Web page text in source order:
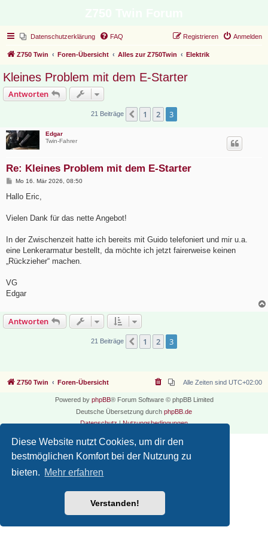
Diese Website nutzt Cookies, um dir den
bestmöglichen Komfort bei der Nutzung zu
bieten. Mehr erfahren
Verstanden!
Datenschutzerklärung FAQ Anmelden
Registrieren
Z750 Twin Foren-Übersicht Alles zur Z750Twin Elektrik
Kleines Problem mit dem E-Starter
Antworten
21 Beiträge Vorherige
1 2 3
Edgar
Twin-Fahrer
Re: Kleines Problem mit dem E-Starter
B
i
a
Mo 16. Mär 2026, 08:50
Hallo Eric,
Vielen Dank für das nette Angebot!
In der Zwischenzeit hatte ich bereits mit Guido telefoniert und mir u.a.
eine Lenkerarmatur bestellt, da möchte ich jetzt fairerweise keinen
„Rückzieher“ machen.
VG
Edgar
Antworten
21 Beiträge Vorherige
1 2 3
Z750 Twin Foren-Übersicht Alle Zeiten sind UTC+02:00
Powered by phpBB® Forum Software © phpBB Limited
Deutsche Übersetzung durch phpBB.de
Datenschutz|Nutzungsbedingungen